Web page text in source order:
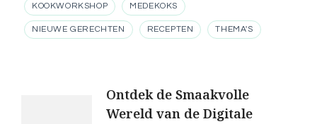
KOOKWORKSHOP MEDEKOKS
NIEUWE GERECHTEN RECEPTEN THEMA'S
Berichtnavigatie
Ontdek de Smaakvolle
Wereld van de Digitale